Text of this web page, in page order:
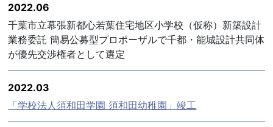
2022.06
千葉市立幕張新都心若葉住宅地区小学校（仮称）新築設計
業務委託 簡易公募型プロポーザルで千都・能城設計共同体
が優先交渉権者として選定
2022.03
「学校法人須和田学園 須和田幼稚園」竣工